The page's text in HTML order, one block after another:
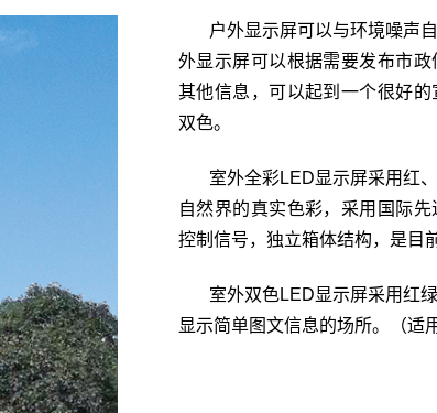
户外显示屏可以与环境噪声
外显示屏可以根据需要发布市
其他信息，可以起到一个很好
双色。
室外全彩LED显示屏采用红
自然界的真实色彩，采用国际
控制信号，独立箱体结构，是目
室外双色LED显示屏采用红
显示简单图文信息的场所。（适